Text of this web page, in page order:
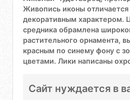
Живопись иконы
декоративным характером.
средника обрамлена
растительного орнамента,
красным по синему фону с
цветами. Лики написаны
Сайт нуждается в